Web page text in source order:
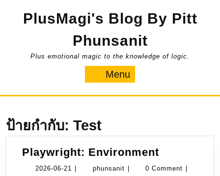
PlusMagi's Blog By Pitt
Phunsanit
Plus emotional magic to the knowledge of logic.
Menu
ป้ายกำกับ: Test
Playwright: Environment
2026-06-21 2026- phunsanit phunsanit0 Comment